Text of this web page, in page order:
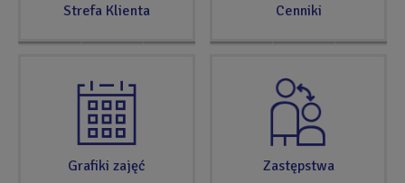
Strefa Klienta Cenniki
Grafiki zajęć Zastępstwa